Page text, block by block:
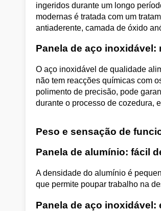
ingeridos durante um longo
modernas é tratada com um
antiaderente, camada de óxido
Panela de aço inoxidável:
O aço inoxidável de qualidade
não tem reacções químicas com
polimento de precisão, pode
durante o processo de cozedura,
Peso e sensação de
Panela de alumínio: fácil
A densidade do alumínio é
que permite poupar trabalho na
Panela de aço